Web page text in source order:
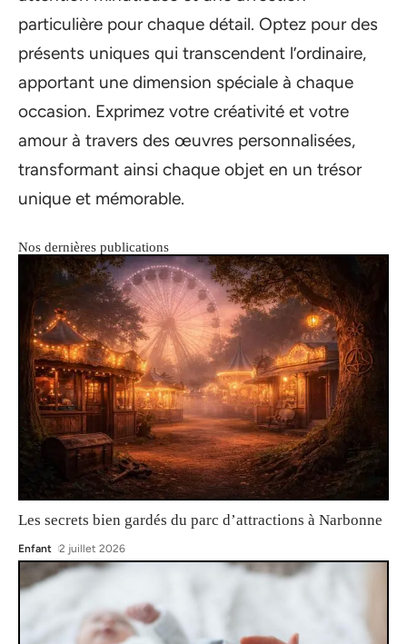
particulière pour chaque détail. Optez pour des
présents uniques qui transcendent l’ordinaire,
apportant une dimension spéciale à chaque
occasion. Exprimez votre créativité et votre
amour à travers des œuvres personnalisées,
transformant ainsi chaque objet en un trésor
unique et mémorable.
Nos dernières publications
Les secrets bien gardés du parc d’attractions à Narbonne
Enfant 2 juillet 2026